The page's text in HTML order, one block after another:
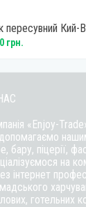
пересувний Кий-В
1
грн.
«Enjoy-
бару, піцерії,
на
інтернет
готельних